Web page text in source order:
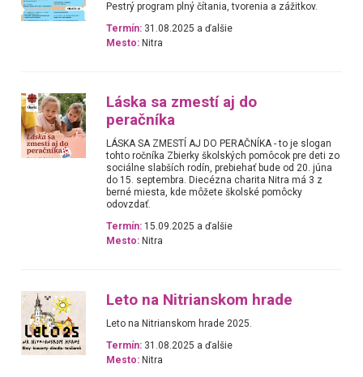
Pestrý program plný čítania, tvorenia a zážitkov.
Termín: 31.08.2025 a ďalšie
Mesto: Nitra
Láska sa zmestí aj do
peračníka
LÁSKA SA ZMESTÍ AJ DO PERAČNÍKA - to je slogan
tohto ročníka Zbierky školských pomôcok pre deti zo
sociálne slabších rodín, prebiehať bude od 20. júna
do 15. septembra. Diecézna charita Nitra má 3 z
berné miesta, kde môžete školské pomôcky
odovzdať.
Termín: 15.09.2025 a ďalšie
Mesto: Nitra
Leto na Nitrianskom hrade
Leto na Nitrianskom hrade 2025.
Termín: 31.08.2025 a ďalšie
Mesto: Nitra